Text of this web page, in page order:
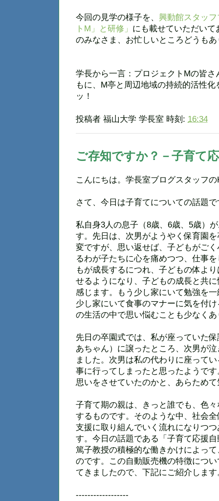
今回の見学の様子を、 興動館スタッ
トM」と研修」 にも載せていただい
のみなさま、お忙しいところどうも
学長から一言：プロジェクトMの皆
もに、M亭と周辺地域の持続的活性
ッ！
投稿者 福山大学 学長室 時刻: 16:34
ご存知ですか？－子育て
こんにちは。学長室ブログスタッフ
さて、今日は子育てについての話題で
私自身3人の息子（8歳、6歳、5歳）
す。先日は、次男がようやく保育園
変ですが、思い返せば、子どもがご
るわが子たちに心を痛めつつ、仕事
もが成長するにつれ、子どもの体よ
せるようになり、子どもの成長と共
感じます。もう少し家にいて勉強を
少し家にいて食事のマナーに気を付
の生活の中で思い悩むことも少なく
先日の卒園式では、私が座っていた
あちゃん）に譲ったところ、次男が
ました。次男は私の代わりに座って
事に行ってしまったと思ったようで
思いをさせていたのかと、あらため
子育て期の親は、きっと誰でも、色
するものです。そのような中、社会
支援に取り組んでいく流れになりつ
す。今日の話題である「子育て応援
篤子教授の積極的な働きかけによっ
のです。この自動販売機の特徴につ
てきましたので、下記にご紹介します
------------------